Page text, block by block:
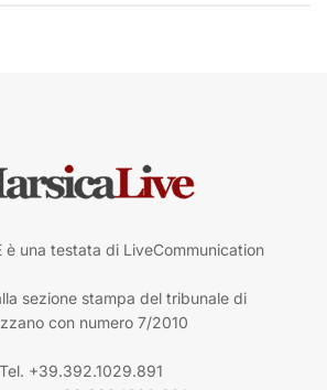
è una testata di LiveCommunication
sezione stampa del tribunale di
con numero 7/2010
Tel. +39.392.1029.891